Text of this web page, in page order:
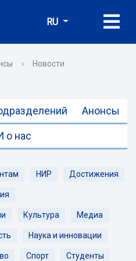
RU
› Новости
Анонсы
о нас
НИР Достижения
Культура Медиа
Наука и инновации
Спорт Студенты